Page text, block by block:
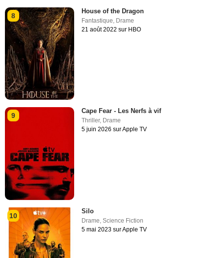
8
House of the Dragon
Fantastique, Drame
21 août 2022 sur HBO
9
Cape Fear - Les Nerfs à vif
Thriller, Drame
5 juin 2026 sur Apple TV
10
Silo
Drame ,Science Fiction
5 mai 2023 sur Apple TV